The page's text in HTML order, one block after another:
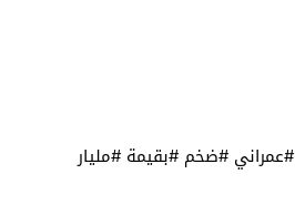
#ضخم #بقيمة #مليار